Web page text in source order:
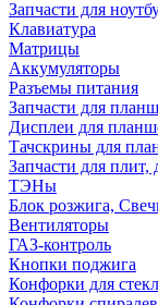
Запчасти для
Клавиатура
Матрицы
Аккумуляторы
Разъемы питания
Запчасти для
Дисплеи для
Тачскрины для
Запчасти для плит,
ТЭНы
Блок розжига,
Вентиляторы
ГАЗ-контроль
Кнопки поджига
Конфорки для